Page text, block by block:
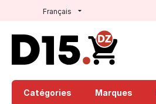
Français
Catégories Marques